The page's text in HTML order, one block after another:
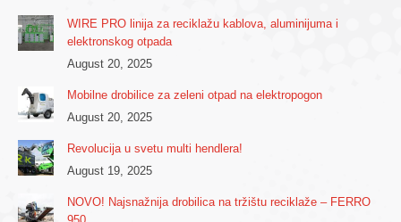
WIRE PRO linija za reciklažu kablova, aluminijuma i
elektronskog otpada
August 20, 2025
Mobilne drobilice za zeleni otpad na elektropogon
August 20, 2025
Revolucija u svetu multi hendlera!
August 19, 2025
NOVO! Najsnažnija drobilica na tržištu reciklaže – FERRO